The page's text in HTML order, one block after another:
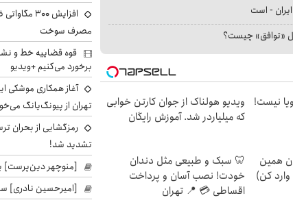
ایران - است
«توافق» چیست؟
رویا نیست!
ویدیو هولناک از جوان کارتن خوابی
که میلیاردر شد. آموزش رایگان
همین
وارد کن)
🦷 سبک و طبیعی مثل دندان
خودت! نصب آسان و پرداخت
اقساطی 💳 📍 تهران
افزایش
مصرف سوخت
قوه قضاییه خط و
برخورد می‌کنیم +ویدیو
آغاز همکاری موشکی
تهران از پیونگ‌یانگ
رمزگشایی از بحران
تشدید شد!
[منوچهر دین‌پرست]
[امیرحسین نادری]